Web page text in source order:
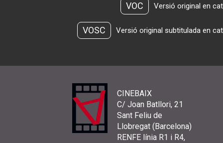
VOC Versió original en
VOSC Versió original subtitulada en
CINEBAIX
C/ Joan Batllori, 21
Sant Feliu de
Llobregat (Barcelona)
RENFE línia R1 i R4,